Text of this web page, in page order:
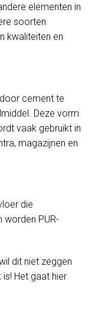
elementen in
soorten
kwaliteiten en
cement te
Deze vorm
vaak gebruikt in
magazijnen en
die
worden PUR-
dit niet zeggen
Het gaat hier